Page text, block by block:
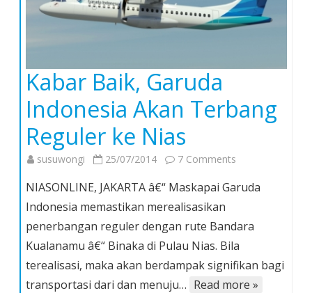
Kabar Baik, Garuda
Indonesia Akan Terbang
Reguler ke Nias
susuwongi 25/07/2014 7 Comments
Baik,
Indonesia
Akan
Terbang
Reguler
NIASONLINE, JAKARTA â€“ Maskapai Garuda
Indonesia memastikan merealisasikan
penerbangan reguler dengan rute Bandara
Kualanamu â€“ Binaka di Pulau Nias. Bila
terealisasi, maka akan berdampak signifikan bagi
transportasi dari dan menuju… Read more »